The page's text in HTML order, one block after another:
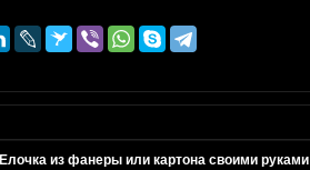
Елочка из фанеры или картона своими руками